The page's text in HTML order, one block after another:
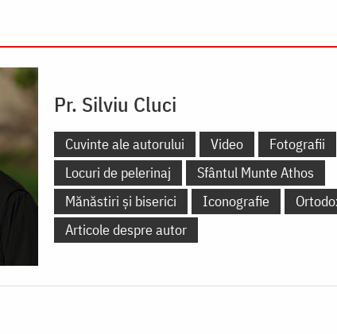
Pr. Silviu Cluci
Cuvinte ale autorului Video
Fotografii
Locuri de pelerinaj
Sfântul Munte Athos
Mănăstiri și biserici
Iconografie
Articole despre autor